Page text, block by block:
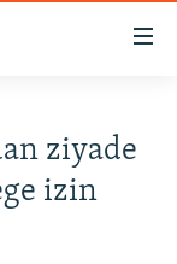
ziyade
izin